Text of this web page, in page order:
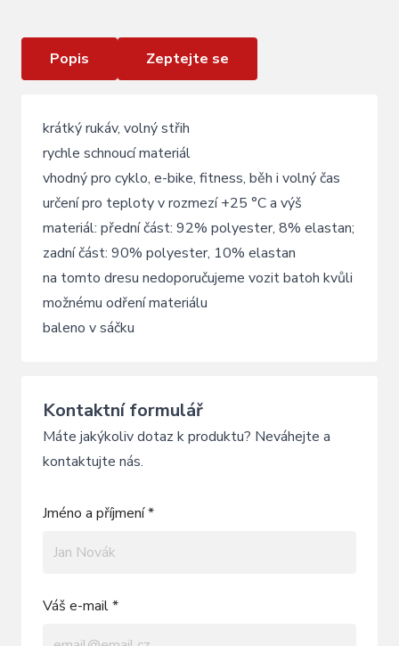
Popis Zeptejte se
krátký rukáv, volný střih
rychle schnoucí materiál
vhodný pro cyklo, e-bike, fitness, běh i volný čas
určení pro teploty v rozmezí +25 °C a výš
materiál: přední část: 92% polyester, 8% elastan;
zadní část: 90% polyester, 10% elastan
na tomto dresu nedoporučujeme vozit batoh kvůli
možnému odření materiálu
baleno v sáčku
Kontaktní formulář
Máte jakýkoliv dotaz k produktu? Neváhejte a
kontaktujte nás.
Jméno a příjmení *
Váš e-mail *